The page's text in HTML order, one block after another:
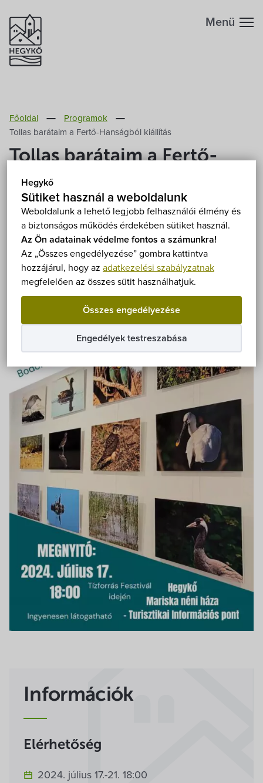
Hegykő
Sütiket használ a weboldalunk
Weboldalunk a lehető legjobb felhasználói élmény és
a biztonságos működés érdekében sütiket használ.
Az Ön adatainak védelme fontos a számunkra!
Az „Összes engedélyezése” gombra kattintva
hozzájárul, hogy az adatkezelési szabályzatnak
megfelelően az összes sütit használhatjuk.
Összes engedélyezése
Engedélyek testreszabása
Megközelítés
Fontos telefonszámok
Földrajzi adottság
Éghajlat
Hegykő történelme
Szabadidő
Éttermek
Programok
Önkormányzat
Hírek
Képviselő-testület
Választási információk
Közoktatási Intézmények
Egyesületek, alapítványok
Villa Igku Kft.
Közérdekű adatok
Pályázatok
Dokumentumok
Menü
Főoldal
Programok
Tollas barátaim a Fertő-Hanságból kiállítás
Tollas barátaim a Fertő-
Hanságból kiállítás
2024. július 17.-21. 18:00
Hegykő, Mariska néni háza 9437 Hegykő, Nyárfa sor
Mutasd a térképen
Ingyenes
Információk
Elérhetőség
2024. július 17.-21. 18:00